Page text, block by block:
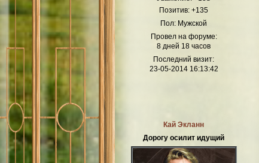
Позитив: +135
Пол: Мужской
Провел на форуме:
8 дней 18 часов
Последний визит:
23-05-2014 16:13:42
Кай Экланн
Дорогу осилит идущий